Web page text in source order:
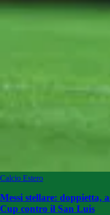
Calcio Estero
Messi stellare: doppietta,
Cup contro il San Luis